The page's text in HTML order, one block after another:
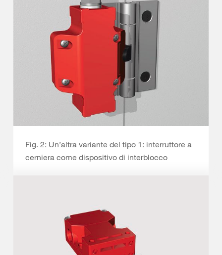
Fig. 2: Un’altra variante del tipo 1: interruttore a
cerniera come dispositivo di interblocco